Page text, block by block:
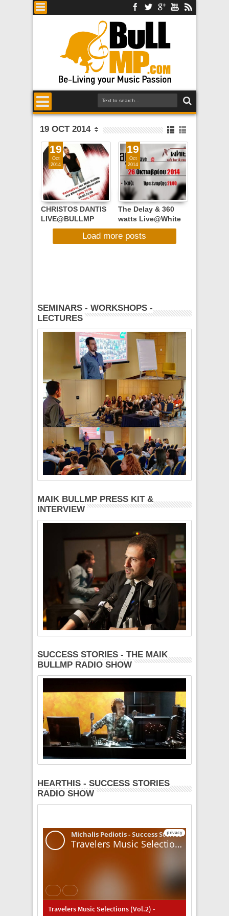
19 OCT 2014
CHRISTOS DANTIS
LIVE@BULLMP
RADIO SHOW,
ATHENS HEART -
19
Oct
2014
The Delay & 360
watts Live@White
Noise Music Place,
Κυριακή 26
19
Oct
2014
Load more posts
SEMINARS - WORKSHOPS -
LECTURES
MAIK BULLMP PRESS KIT &
INTERVIEW
SUCCESS STORIES - THE MAIK
BULLMP RADIO SHOW
HEARTHIS - SUCCESS STORIES
RADIO SHOW